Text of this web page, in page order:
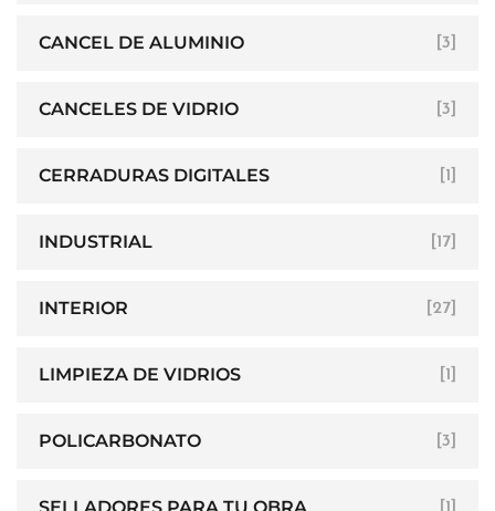
CANCEL DE ALUMINIO [3]
CANCELES DE VIDRIO [3]
CERRADURAS DIGITALES [1]
INDUSTRIAL [17]
INTERIOR [27]
LIMPIEZA DE VIDRIOS [1]
POLICARBONATO [3]